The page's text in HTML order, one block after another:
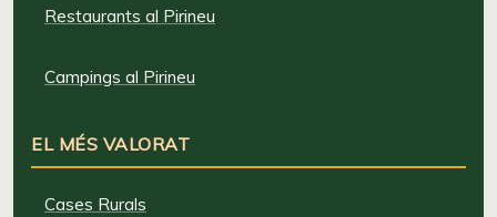
Restaurants al Pirineu
Campings al Pirineu
EL MÉS VALORAT
Cases Rurals